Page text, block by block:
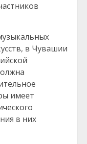
в Чувашии
имеет
в них